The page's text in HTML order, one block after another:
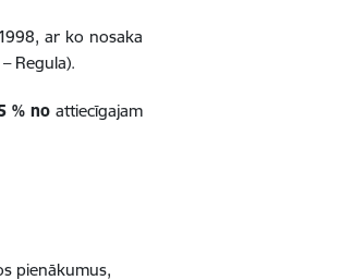
ar ko nosaka
Regula).
%noattiecīgajam
pienākumus,